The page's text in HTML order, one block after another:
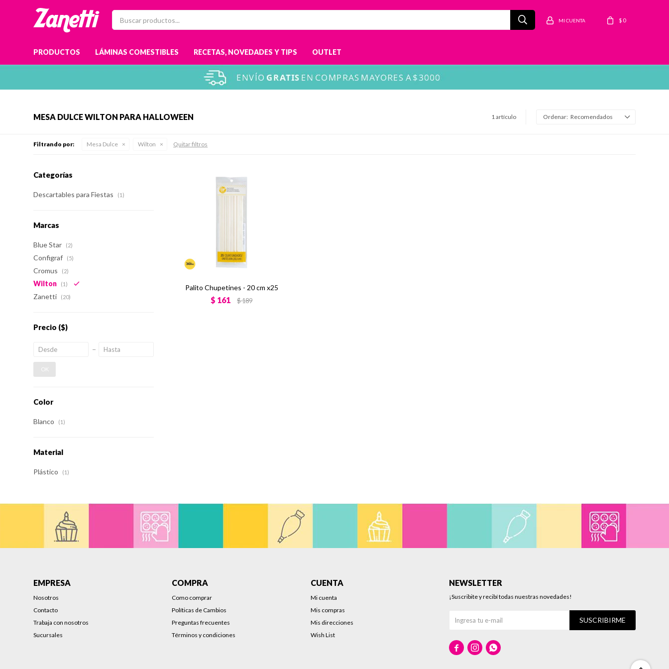
PRODUCTOS LÁMINAS COMESTIBLES RECETAS, NOVEDADES Y TIPS OUTLET
$ 0
MESA DULCE WILTON PARA HALLOWEEN 1 artículo Recomendados
Filtrando por: Mesa Dulce Wilton Quitar filtros
Palito Chupetines - 20 cm x25
$ 161 $189
Categorías
Descartables para Fiestas (1)
Marcas
Blue Star (2)
Configraf (5)
Cromus (2)
Wilton (1)
Zanetti (20)
Precio ($)
OK
Color
Blanco (1)
Material
Plástico (1)
EMPRESA
Nosotros
Contacto
Trabaja con nosotros
Sucursales
COMPRA
Como comprar
Políticas de Cambios
Preguntas frecuentes
Términos y condiciones
CUENTA
Mi cuenta
Mis compras
Mis direcciones
Wish List
NEWSLETTER
¡Suscribite y recibí todas nuestras novedades!
SUSCRIBIRME
  